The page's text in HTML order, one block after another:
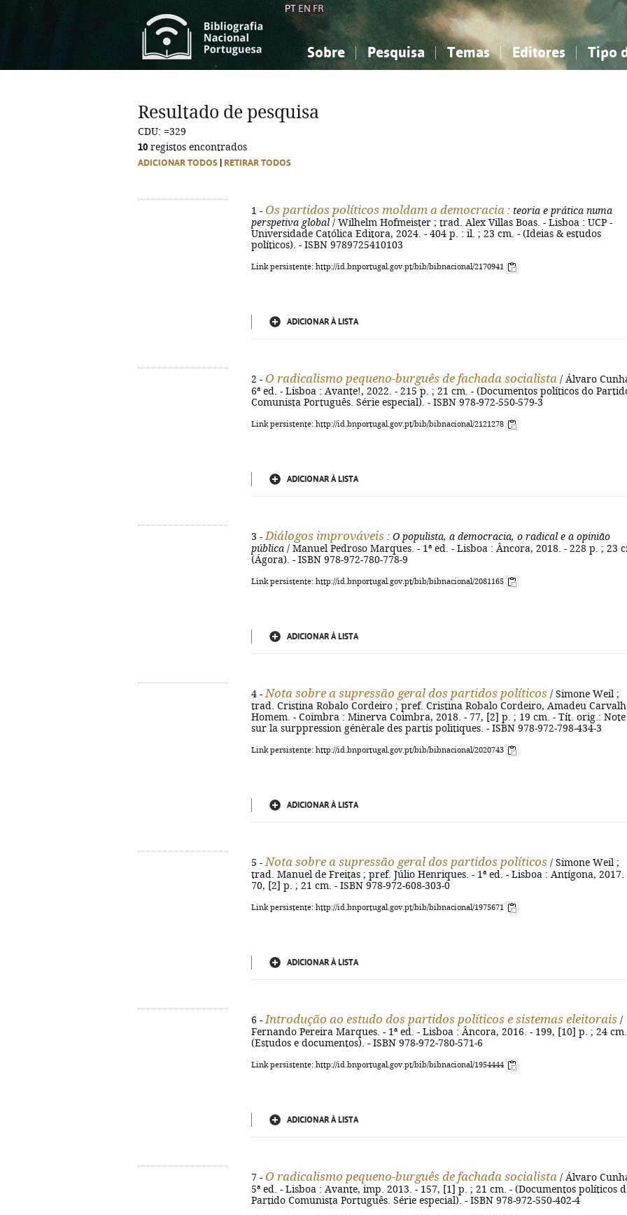
PT EN FR
Sobre Pesquisa Temas
Ciências sociais...
Editores Tipo
Ciências sociais...
Resultado de pesquisa
CDU: =329
10 registos encontrados
ADICIONAR TODOS RETIRAR TODOS
1 - Os partidos políticos moldam a democracia : teoria e prática numa
perspetiva global / Wilhelm Hofmeister ; trad. Alex Villas Boas. - Lisboa : UCP -
Universidade Católica Editora, 2024. - 404 p. : il. ; 23 cm. - (Ideias & estudos
políticos). - ISBN 9789725410103
Link persistente: http://id.bnportugal.gov.pt/bib/bibnacional/2170941
ADICIONAR À LISTA
2 - O radicalismo pequeno-burguês de fachada socialista / Álvaro
6ª ed. - Lisboa : Avante!, 2022. - 215 p. ; 21 cm. - (Documentos políticos do
Comunista Português. Série especial). - ISBN 978-972-550-579-3
Link persistente: http://id.bnportugal.gov.pt/bib/bibnacional/2121278
ADICIONAR À LISTA
3 - Diálogos improváveis : O populista, a democracia, o radical e a opinião
pública / Manuel Pedroso Marques. - 1ª ed. - Lisboa : Âncora, 2018. - 228 p. ; 23
(Ágora). - ISBN 978-972-780-778-9
Link persistente: http://id.bnportugal.gov.pt/bib/bibnacional/2081165
ADICIONAR À LISTA
4 - Nota sobre a supressão geral dos partidos políticos / Simone Weil ;
trad. Cristina Robalo Cordeiro ; pref. Cristina Robalo Cordeiro, Amadeu
Homem. - Coimbra : Minerva Coimbra, 2018. - 77, [2] p. ; 19 cm. - Tít. orig.: Note
sur la surppression génèrale des partis politiques. - ISBN 978-972-798-434-3
Link persistente: http://id.bnportugal.gov.pt/bib/bibnacional/2020743
ADICIONAR À LISTA
5 - Nota sobre a supressão geral dos partidos políticos / Simone Weil ;
trad. Manuel de Freitas ; pref. Júlio Henriques. - 1ª ed. - Lisboa : Antígona, 2017.
70, [2] p. ; 21 cm. - ISBN 978-972-608-303-0
Link persistente: http://id.bnportugal.gov.pt/bib/bibnacional/1975671
ADICIONAR À LISTA
6 - Introdução ao estudo dos partidos políticos e sistemas eleitorais /
Fernando Pereira Marques. - 1ª ed. - Lisboa : Âncora, 2016. - 199, [10] p. ; 24
(Estudos e documentos). - ISBN 978-972-780-571-6
Link persistente: http://id.bnportugal.gov.pt/bib/bibnacional/1954444
ADICIONAR À LISTA
7 - O radicalismo pequeno-burguês de fachada socialista / Álvaro
5ª ed. - Lisboa : Avante, imp. 2013. - 157, [1] p. ; 21 cm. - (Documentos políticos
Partido Comunista Português. Série especial). - ISBN 978-972-550-402-4